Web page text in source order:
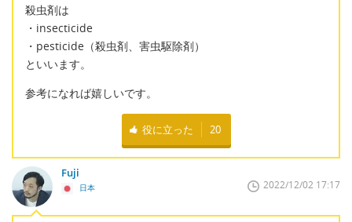
殺虫剤は
・insecticide
・pesticide（殺虫剤、害虫駆除剤）
といいます。
参考になれば嬉しいです。
役に立った 20
Fuji
日本 2022/12/02 17:17